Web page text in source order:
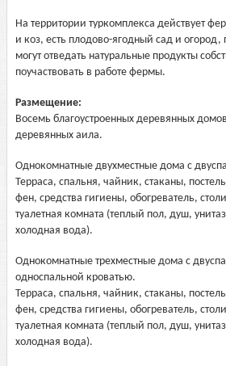
На территории туркомплекса действует
и коз, есть плодово-ягодный сад и
могут отведать натуральные продукты
поучаствовать в работе фермы.
Размещение:
Восемь благоустроенных деревянных
деревянных аила.
Однокомнатные двухместные дома с
Терраса, спальня, чайник, стаканы,
фен, средства гигиены, обогреватель,
туалетная комната (теплый пол, душ,
холодная вода).
Однокомнатные трехместные дома с
односпальной кроватью.
Терраса, спальня, чайник, стаканы,
фен, средства гигиены, обогреватель,
туалетная комната (теплый пол, душ,
холодная вода).